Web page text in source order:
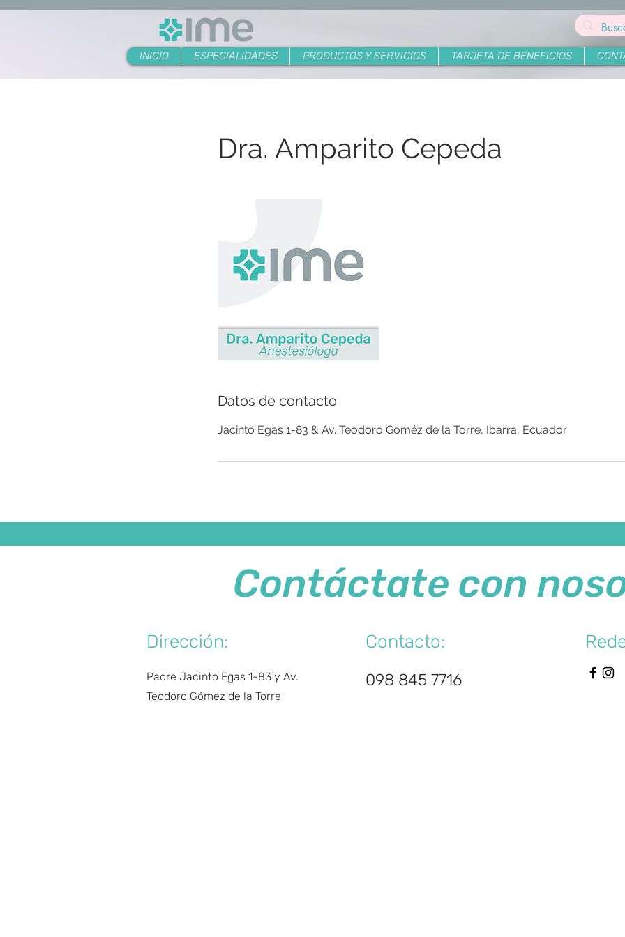
INICIO ESPECIALIDADES PRODUCTOS Y SERVICIOS TARJETA DE BENEFICIOS
Dra. Amparito Cepeda
Datos de contacto
Jacinto Egas 1-83 & Av. Teodoro Goméz de la Torre, Ibarra, Ecuador
Contáctate con
Dirección:
Padre Jacinto Egas 1-83 y Av.
Teodoro Gómez de la Torre
Contacto:
098 845 7716